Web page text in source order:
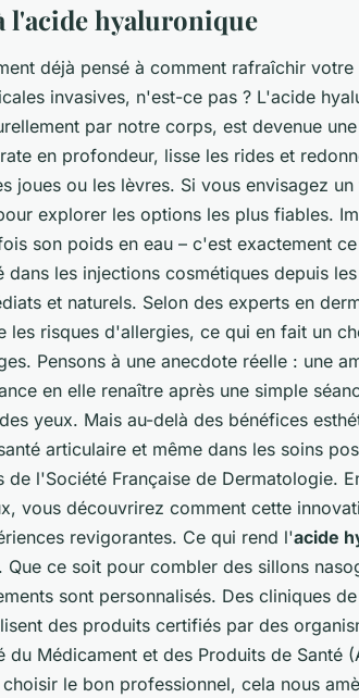
hyaluronique
déjà pensé à comment rafraîchir
invasives, n'est-ce pas ? L'acide
par notre corps, est devenue
en profondeur, lisse les rides et
joues ou les lèvres. Si vous envisagez
explorer les options les plus fiables.
son poids en eau – c'est exactement
dans les injections cosmétiques depuis
et naturels. Selon des experts en
les risques d'allergies, ce qui en fait un
Pensons à une anecdote réelle : une
en elle renaître après une simple
yeux. Mais au-delà des bénéfices
articulaire et même dans les soins
de l'Société Française de Dermatologie.
vous découvrirez comment cette
revigorantes. Ce qui rend l'acide
ce soit pour combler des sillons
sont personnalisés. Des cliniques
des produits certifiés par des
du Médicament et des Produits de Santé
le bon professionnel, cela nous